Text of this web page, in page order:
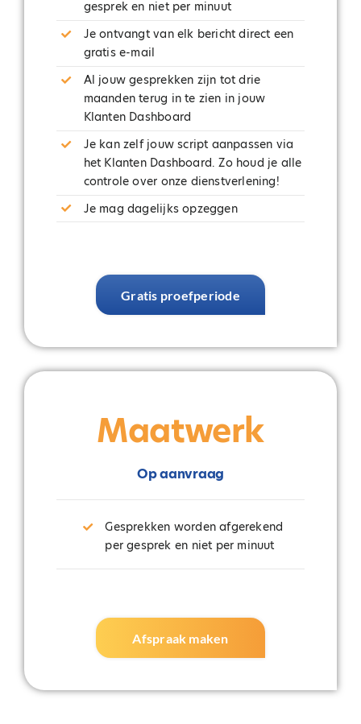
gesprek en niet per minuut
Je ontvangt van elk bericht direct een
gratis e-mail
Al jouw gesprekken zijn tot drie
maanden terug in te zien in jouw
Klanten Dashboard
Je kan zelf jouw script aanpassen via
het Klanten Dashboard. Zo houd je alle
controle over onze dienstverlening!
Je mag dagelijks opzeggen
Gratis proefperiode
Maatwerk
Op aanvraag
Gesprekken worden afgerekend
per gesprek en niet per minuut
Afspraak maken